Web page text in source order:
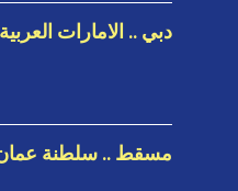
دبي .. الامارات
مسقط .. سلطنة